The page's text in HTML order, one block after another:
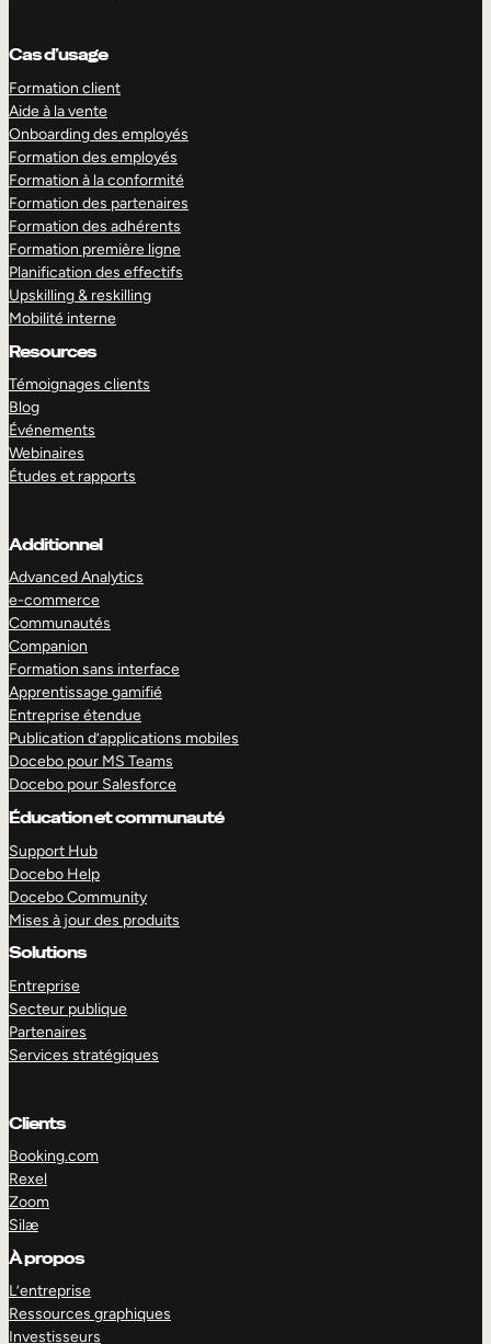
Cas d’usage
Formation client
Aide à la vente
Onboarding des employés
Formation des employés
Formation à la conformité
Formation des partenaires
Formation des adhérents
Formation première ligne
Planification des effectifs
Upskilling & reskilling
Mobilité interne
Resources
Témoignages clients
Blog
Événements
Webinaires
Études et rapports
Additionnel
Advanced Analytics
e-commerce
Communautés
Companion
Formation sans interface
Apprentissage gamifié
Entreprise étendue
Publication d’applications mobiles
Docebo pour MS Teams
Docebo pour Salesforce
Éducation et communauté
Support Hub
Docebo Help
Docebo Community
Mises à jour des produits
Solutions
Entreprise
Secteur publique
Partenaires
Services stratégiques
Clients
Booking.com
Rexel
Zoom
Silæ
À propos
L’entreprise
Ressources graphiques
Investisseurs